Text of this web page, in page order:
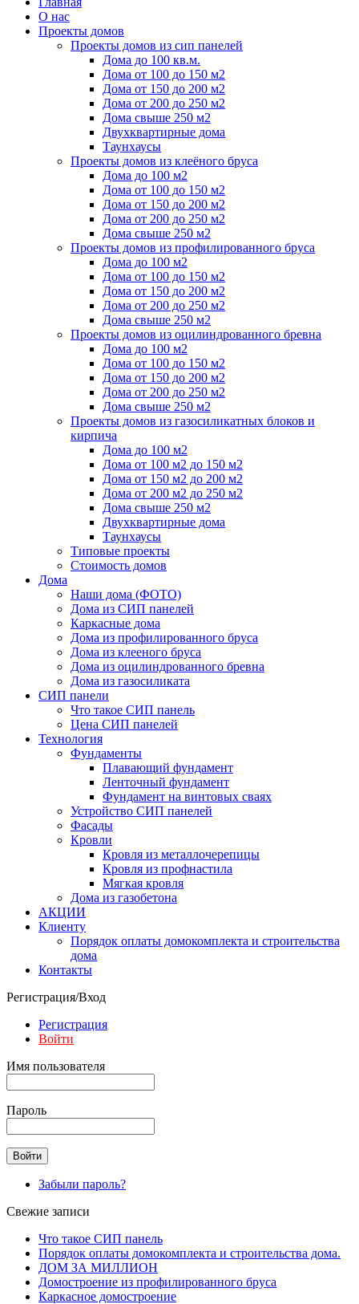
О нас
Проекты домов
Проекты домов из сип панелей
Дома до 100 кв.м.
Дома от 100 до 150 м2
Дома от 150 до 200 м2
Дома от 200 до 250 м2
Дома свыше 250 м2
Двухквартирные дома
Таунхаусы
Проекты домов из клеёного бруса
Дома до 100 м2
Дома от 100 до 150 м2
Дома от 150 до 200 м2
Дома от 200 до 250 м2
Дома свыше 250 м2
Проекты домов из профилированного бруса
Дома до 100 м2
Дома от 100 до 150 м2
Дома от 150 до 200 м2
Дома от 200 до 250 м2
Дома свыше 250 м2
Проекты домов из оцилиндрованного бревна
Дома до 100 м2
Дома от 100 до 150 м2
Дома от 150 до 200 м2
Дома от 200 до 250 м2
Дома свыше 250 м2
Проекты домов из газосиликатных блоков и
кирпича
Дома до 100 м2
Дома от 100 м2 до 150 м2
Дома от 150 м2 до 200 м2
Дома от 200 м2 до 250 м2
Дома свыше 250 м2
Двухквартирные дома
Таунхаусы
Типовые проекты
Стоимость домов
Дома
Наши дома (ФОТО)
Дома из СИП панелей
Каркасные дома
Дома из профилированного бруса
Дома из клееного бруса
Дома из оцилиндрованного бревна
Дома из газосиликата
СИП панели
Что такое СИП панель
Цена СИП панелей
Технология
Фундаменты
Плавающий фундамент
Ленточный фундамент
Фундамент на винтовых сваях
Устройство СИП панелей
Фасады
Кровли
Кровля из металлочерепицы
Кровля из профнастила
Мягкая кровля
Дома из газобетона
АКЦИИ
Клиенту
Порядок оплаты домокомплекта и строительства
дома
Контакты
Регистрация/Вход
Регистрация
Войти
Имя пользователя
Пароль
Забыли пароль?
Свежие записи
Что такое СИП панель
Порядок оплаты домокомплекта и строительства дома.
ДОМ ЗА МИЛЛИОН
Домостроение из профилированного бруса
Каркасное домостроение